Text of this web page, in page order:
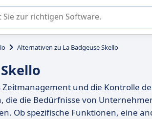
oder Auswahl von SaaS-Software in
Alternativen zu La Badgeuse Skello
und die Kontrolle
die die Bedürfnisse von
Ob spezifische Funktionen, eine